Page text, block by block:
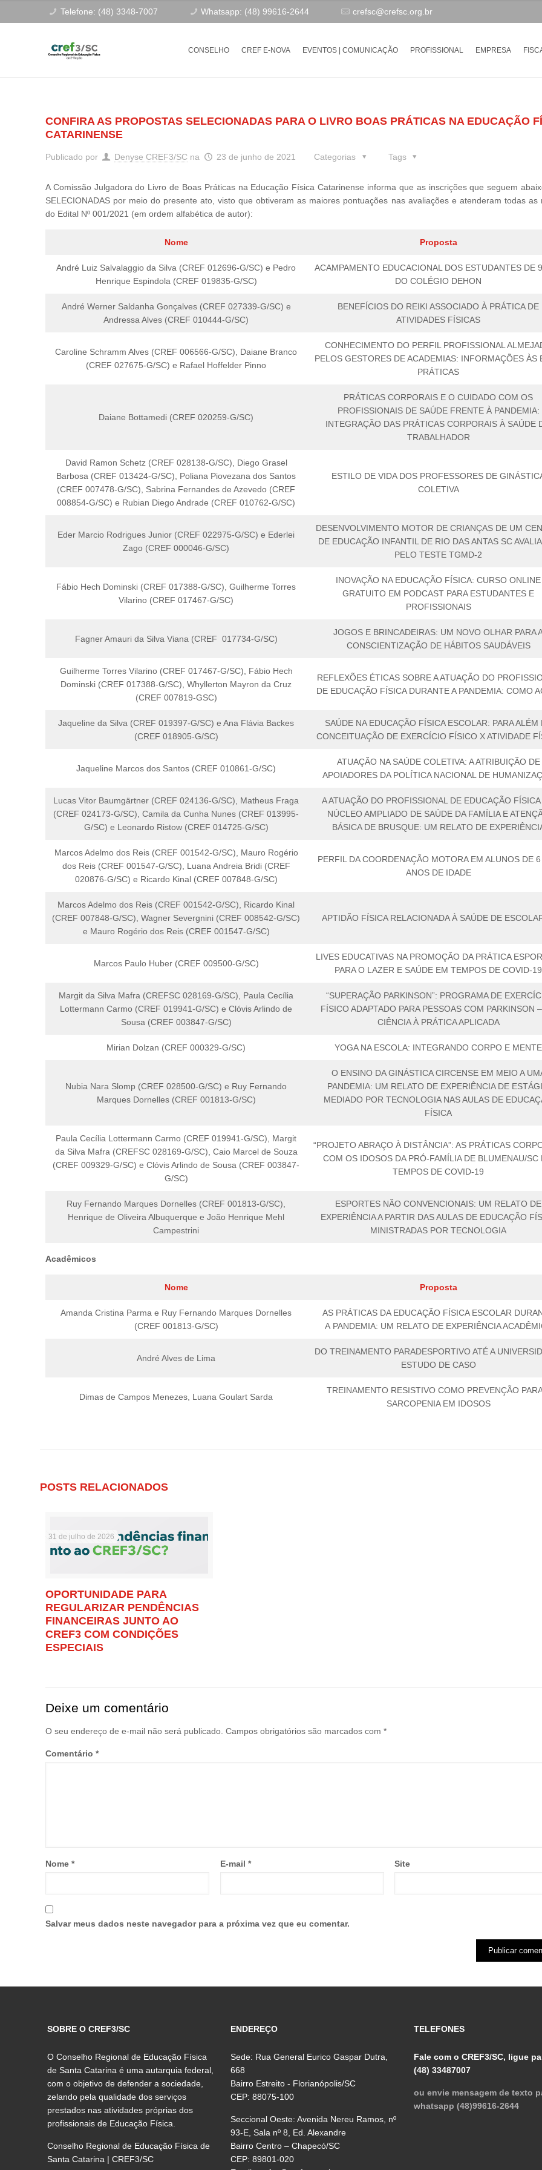
Telefone: (48) 3348-7007 Whatsapp: (48) 99616-2644 crefsc@crefsc.org.br
CONSELHO CREF E-NOVA EVENTOS | COMUNICAÇÃO PROFISSIONAL EMPRESA
CONFIRA AS PROPOSTAS SELECIONADAS PARA O LIVRO BOAS PRÁTICAS NA EDUCAÇÃO
CATARINENSE
Publicado por Denyse CREF3/SC na 23 de junho de 2021 Categorias Tags
A Comissão Julgadora do Livro de Boas Práticas na Educação Física Catarinense informa que as inscrições que seguem
SELECIONADAS por meio do presente ato, visto que obtiveram as maiores pontuações nas avaliações e atenderam todas as
do Edital Nº 001/2021 (em ordem alfabética de autor):
Nome Proposta
André Luiz Salvalaggio da Silva (CREF 012696-G/SC) e Pedro
Henrique Espindola (CREF 019835-G/SC)
ACAMPAMENTO EDUCACIONAL DOS ESTUDANTES DE
DO COLÉGIO DEHON
André Werner Saldanha Gonçalves (CREF 027339-G/SC) e
Andressa Alves (CREF 010444-G/SC)
BENEFÍCIOS DO REIKI ASSOCIADO À PRÁTICA DE
ATIVIDADES FÍSICAS
Caroline Schramm Alves (CREF 006566-G/SC), Daiane Branco
(CREF 027675-G/SC) e Rafael Hoffelder Pinno
CONHECIMENTO DO PERFIL PROFISSIONAL
PELOS GESTORES DE ACADEMIAS: INFORMAÇÕES ÀS
PRÁTICAS
Daiane Bottamedi (CREF 020259-G/SC)
PRÁTICAS CORPORAIS E O CUIDADO COM OS
PROFISSIONAIS DE SAÚDE FRENTE À PANDEMIA:
INTEGRAÇÃO DAS PRÁTICAS CORPORAIS À SAÚDE
TRABALHADOR
David Ramon Schetz (CREF 028138-G/SC), Diego Grasel
Barbosa (CREF 013424-G/SC), Poliana Piovezana dos Santos
(CREF 007478-G/SC), Sabrina Fernandes de Azevedo (CREF
008854-G/SC) e Rubian Diego Andrade (CREF 010762-G/SC)
ESTILO DE VIDA DOS PROFESSORES DE
COLETIVA
Eder Marcio Rodrigues Junior (CREF 022975-G/SC) e Ederlei
Zago (CREF 000046-G/SC)
DESENVOLVIMENTO MOTOR DE CRIANÇAS DE UM
DE EDUCAÇÃO INFANTIL DE RIO DAS ANTAS SC
PELO TESTE TGMD-2
Fábio Hech Dominski (CREF 017388-G/SC), Guilherme Torres
Vilarino (CREF 017467-G/SC)
INOVAÇÃO NA EDUCAÇÃO FÍSICA: CURSO ONLINE
GRATUITO EM PODCAST PARA ESTUDANTES E
PROFISSIONAIS
Fagner Amauri da Silva Viana (CREF 017734-G/SC)
JOGOS E BRINCADEIRAS: UM NOVO OLHAR PARA
CONSCIENTIZAÇÃO DE HÁBITOS SAUDÁVEIS
Guilherme Torres Vilarino (CREF 017467-G/SC), Fábio Hech
Dominski (CREF 017388-G/SC), Whyllerton Mayron da Cruz
(CREF 007819-GSC)
REFLEXÕES ÉTICAS SOBRE A ATUAÇÃO DO
DE EDUCAÇÃO FÍSICA DURANTE A PANDEMIA: COMO
Jaqueline da Silva (CREF 019397-G/SC) e Ana Flávia Backes
(CREF 018905-G/SC)
SAÚDE NA EDUCAÇÃO FÍSICA ESCOLAR: PARA ALÉM
CONCEITUAÇÃO DE EXERCÍCIO FÍSICO X ATIVIDADE
Jaqueline Marcos dos Santos (CREF 010861-G/SC)
ATUAÇÃO NA SAÚDE COLETIVA: A ATRIBUIÇÃO DE
APOIADORES DA POLÍTICA NACIONAL DE
Lucas Vitor Baumgärtner (CREF 024136-G/SC), Matheus Fraga
(CREF 024173-G/SC), Camila da Cunha Nunes (CREF 013995-
G/SC) e Leonardo Ristow (CREF 014725-G/SC)
A ATUAÇÃO DO PROFISSIONAL DE EDUCAÇÃO
NÚCLEO AMPLIADO DE SAÚDE DA FAMÍLIA E
BÁSICA DE BRUSQUE: UM RELATO DE
Marcos Adelmo dos Reis (CREF 001542-G/SC), Mauro Rogério
dos Reis (CREF 001547-G/SC), Luana Andreia Bridi (CREF
020876-G/SC) e Ricardo Kinal (CREF 007848-G/SC)
PERFIL DA COORDENAÇÃO MOTORA EM ALUNOS DE 6
ANOS DE IDADE
Marcos Adelmo dos Reis (CREF 001542-G/SC), Ricardo Kinal
(CREF 007848-G/SC), Wagner Severgnini (CREF 008542-G/SC)
e Mauro Rogério dos Reis (CREF 001547-G/SC)
APTIDÃO FÍSICA RELACIONADA À SAÚDE DE
Marcos Paulo Huber (CREF 009500-G/SC)
LIVES EDUCATIVAS NA PROMOÇÃO DA PRÁTICA
PARA O LAZER E SAÚDE EM TEMPOS DE COVID-19
Margit da Silva Mafra (CREFSC 028169-G/SC), Paula Cecília
Lottermann Carmo (CREF 019941-G/SC) e Clóvis Arlindo de
Sousa (CREF 003847-G/SC)
“SUPERAÇÃO PARKINSON”: PROGRAMA DE
FÍSICO ADAPTADO PARA PESSOAS COM PARKINSON
CIÊNCIA À PRÁTICA APLICADA
Mirian Dolzan (CREF 000329-G/SC) YOGA NA ESCOLA: INTEGRANDO CORPO E MENTE
Nubia Nara Slomp (CREF 028500-G/SC) e Ruy Fernando
Marques Dornelles (CREF 001813-G/SC)
O ENSINO DA GINÁSTICA CIRCENSE EM MEIO A
PANDEMIA: UM RELATO DE EXPERIÊNCIA DE
MEDIADO POR TECNOLOGIA NAS AULAS DE
FÍSICA
Paula Cecília Lottermann Carmo (CREF 019941-G/SC), Margit
da Silva Mafra (CREFSC 028169-G/SC), Caio Marcel de Souza
(CREF 009329-G/SC) e Clóvis Arlindo de Sousa (CREF 003847-
G/SC)
“PROJETO ABRAÇO À DISTÂNCIA”: AS PRÁTICAS
COM OS IDOSOS DA PRÓ-FAMÍLIA DE BLUMENAU/SC
TEMPOS DE COVID-19
Ruy Fernando Marques Dornelles (CREF 001813-G/SC),
Henrique de Oliveira Albuquerque e João Henrique Mehl
Campestrini
ESPORTES NÃO CONVENCIONAIS: UM RELATO DE
EXPERIÊNCIA A PARTIR DAS AULAS DE EDUCAÇÃO
MINISTRADAS POR TECNOLOGIA
Acadêmicos
Nome Proposta
Amanda Cristina Parma e Ruy Fernando Marques Dornelles
(CREF 001813-G/SC)
AS PRÁTICAS DA EDUCAÇÃO FÍSICA ESCOLAR
A PANDEMIA: UM RELATO DE EXPERIÊNCIA
André Alves de Lima
DO TREINAMENTO PARADESPORTIVO ATÉ A
ESTUDO DE CASO
Dimas de Campos Menezes, Luana Goulart Sarda
TREINAMENTO RESISTIVO COMO PREVENÇÃO
SARCOPENIA EM IDOSOS
POSTS RELACIONADOS
31 de julho de 2026
OPORTUNIDADE PARA
REGULARIZAR PENDÊNCIAS
FINANCEIRAS JUNTO AO
CREF3 COM CONDIÇÕES
ESPECIAIS
Deixe um comentário
O seu endereço de e-mail não será publicado. Campos obrigatórios são marcados com *
Comentário *
Nome * E-mail * Site
Salvar meus dados neste navegador para a próxima vez que eu comentar.
SOBRE O CREF3/SC
O Conselho Regional de Educação Física
de Santa Catarina é uma autarquia federal,
com o objetivo de defender a sociedade,
zelando pela qualidade dos serviços
prestados nas atividades próprias dos
profissionais de Educação Física.
Conselho Regional de Educação Física de
Santa Catarina | CREF3/SC
ENDEREÇO
Sede: Rua General Eurico Gaspar Dutra,
668
Bairro Estreito - Florianópolis/SC
CEP: 88075-100
Seccional Oeste: Avenida Nereu Ramos, nº
93-E, Sala nº 8, Ed. Alexandre
Bairro Centro – Chapecó/SC
CEP: 89801-020
TELEFONES
Fale com o CREF3/SC, ligue
(48) 33487007
ou envie mensagem de texto
whatsapp (48)99616-2644